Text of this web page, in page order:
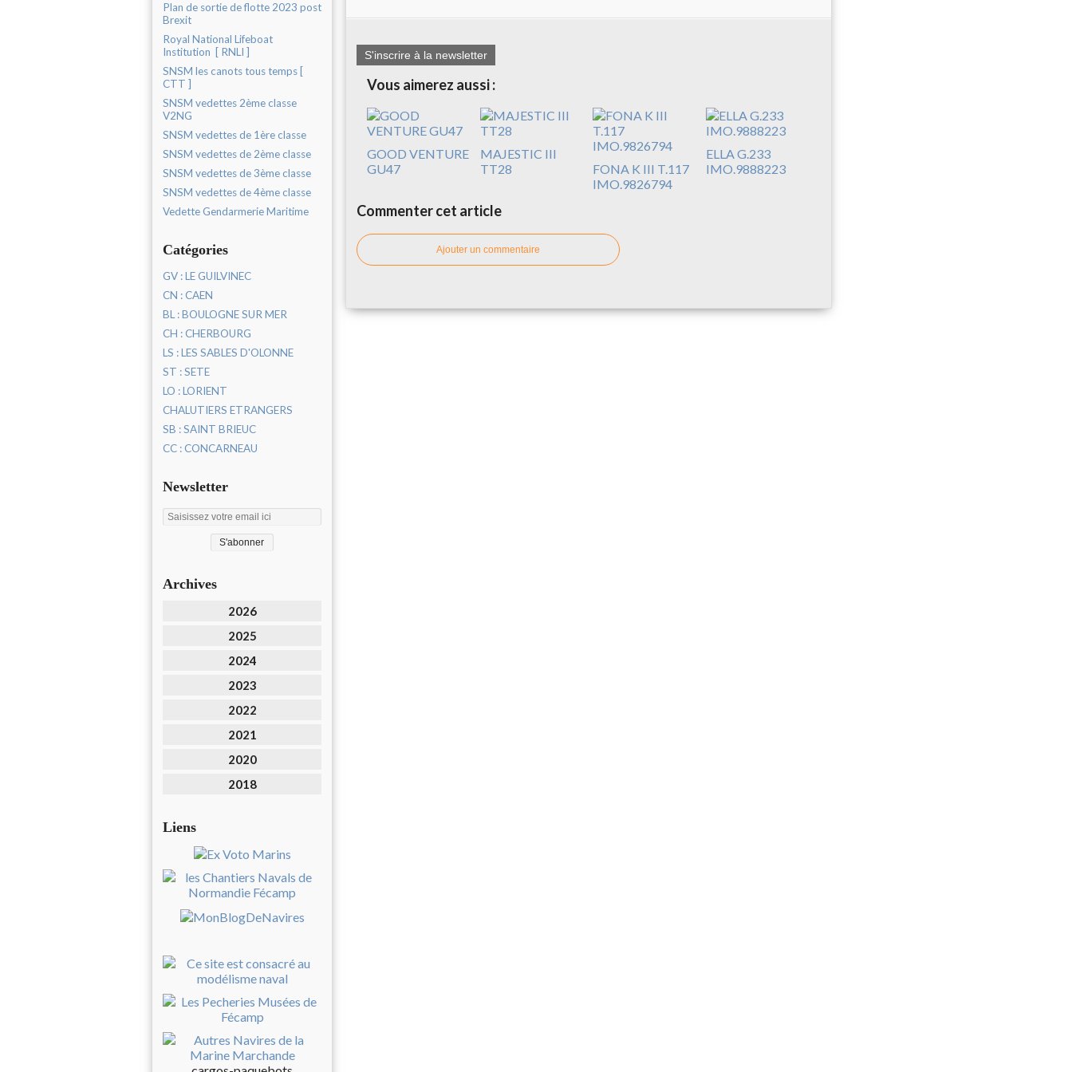
Plan de sortie de flotte 2023 post
Brexit
Royal National Lifeboat
Institution [ RNLI ]
SNSM les canots tous temps [
CTT ]
SNSM vedettes 2ème classe
V2NG
SNSM vedettes de 1ère classe
SNSM vedettes de 2ème classe
SNSM vedettes de 3ème classe
SNSM vedettes de 4ème classe
Vedette Gendarmerie Maritime
Catégories
GV : LE GUILVINEC
CN : CAEN
BL : BOULOGNE SUR MER
CH : CHERBOURG
LS : LES SABLES D'OLONNE
ST : SETE
LO : LORIENT
CHALUTIERS ETRANGERS
SB : SAINT BRIEUC
CC : CONCARNEAU
Newsletter
Archives
2026
2025
2024
2023
2022
2021
2020
2018
Liens
S'inscrire à la newsletter
Vous aimerez aussi :
GOOD VENTURE
GU47
MAJESTIC III
TT28
FONA K III T.117
IMO.9826794
ELLA G.233
IMO.9888223
Commenter cet article
Ajouter un commentaire